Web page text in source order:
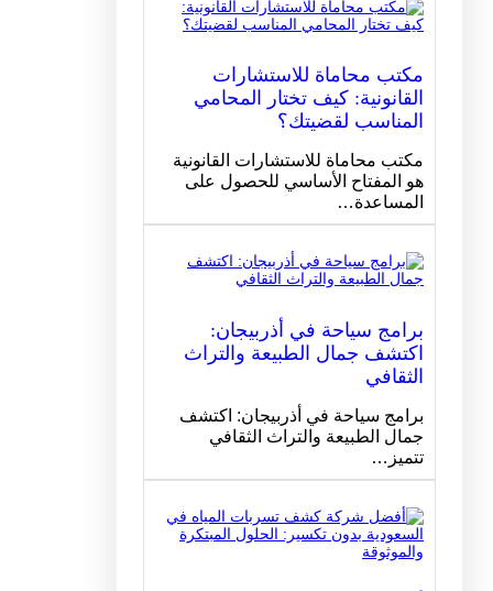
مكتب محاماة للاستشارات
القانونية: كيف تختار المحامي
المناسب لقضيتك؟
مكتب محاماة للاستشارات القانونية
هو المفتاح الأساسي للحصول على
المساعدة…
برامج سياحة في أذربيجان:
اكتشف جمال الطبيعة والتراث
الثقافي
برامج سياحة في أذربيجان: اكتشف
جمال الطبيعة والتراث الثقافي
تتميز…